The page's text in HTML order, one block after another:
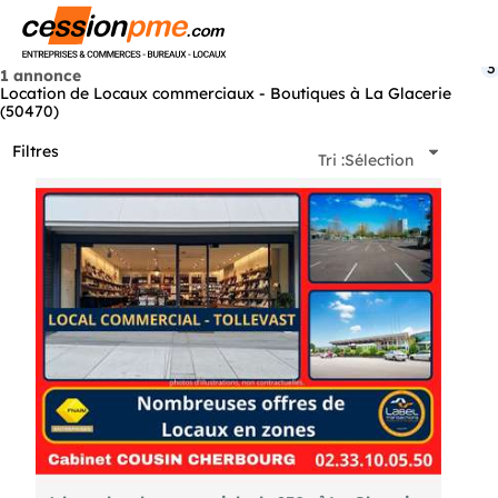
1 annonce
Location de Locaux commerciaux - Boutiques à La Glacerie
(50470)
Filtres
3
Tri :Sélection